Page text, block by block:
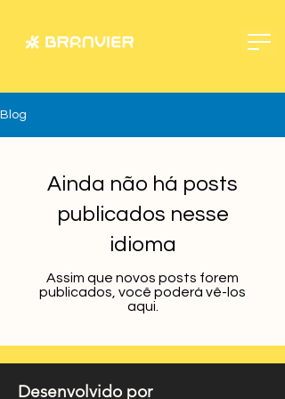
Blog
Ainda não há posts
publicados nesse
idioma
Assim que novos posts forem
publicados, você poderá vê-los
aqui.
Desenvolvido por